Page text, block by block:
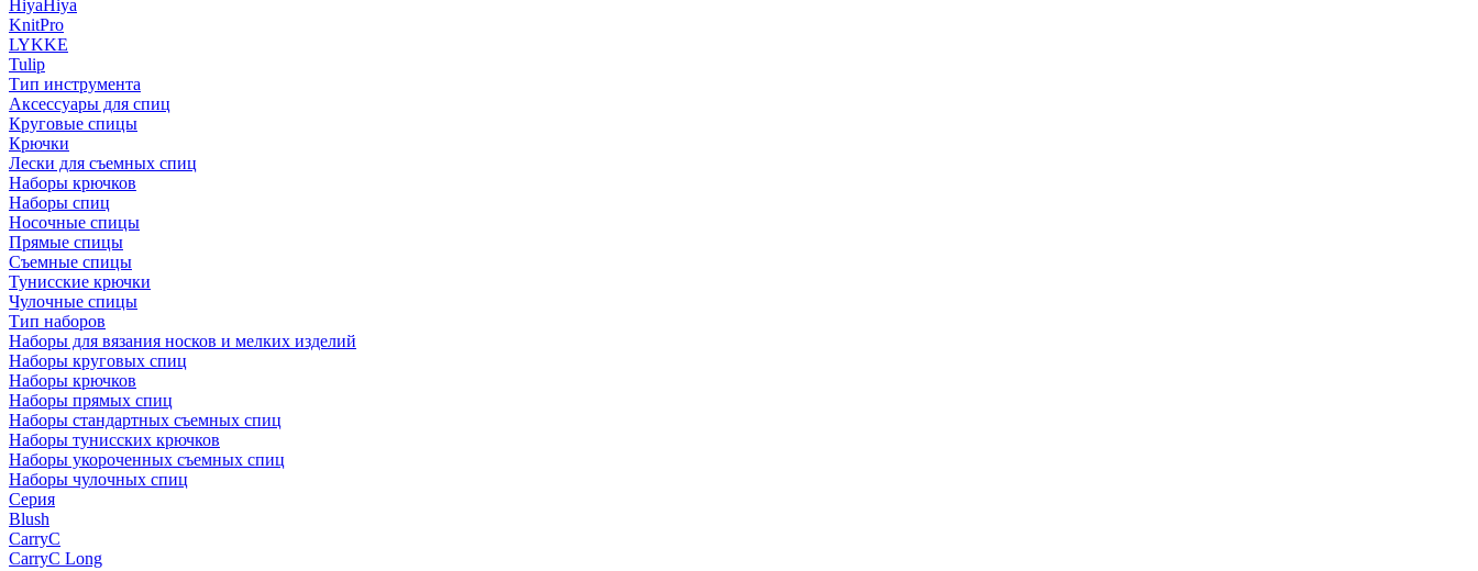
HiyaHiya
KnitPro
LYKKE
Tulip
Тип инструмента
Аксессуары для спиц
Круговые спицы
Крючки
Лески для съемных спиц
Наборы крючков
Наборы спиц
Носочные спицы
Прямые спицы
Съемные спицы
Тунисские крючки
Чулочные спицы
Тип наборов
Наборы для вязания носков и мелких изделий
Наборы круговых спиц
Наборы крючков
Наборы прямых спиц
Наборы стандартных съемных спиц
Наборы тунисских крючков
Наборы укороченных съемных спиц
Наборы чулочных спиц
Серия
Blush
CarryC
CarryC Long